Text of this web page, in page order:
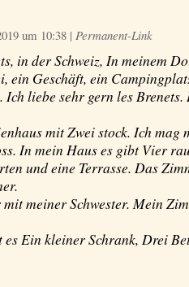
um 10:38 | Permanent-Link
in der Schweiz, In meinem
ein Geschäft, ein
liebe sehr gern les
mit Zwei stock. Ich mag
In mein Haus es gibt Vier
und eine Terrasse. Das
meiner Schwester. Mein
Ein kleiner Schrank, Drei